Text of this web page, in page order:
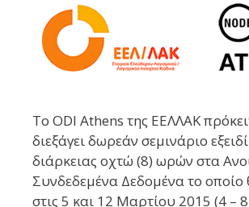
Το ODI Athens της ΕΕΛΛΑΚ
διεξάγει δωρεάν σεμινάριο
διάρκειας οχτώ (8) ωρών στα
Συνδεδεμένα Δεδομένα το οποίο
στις 5 και 12 Μαρτίου 2015 (4 –